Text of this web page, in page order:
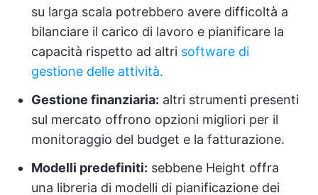
su larga scala potrebbero avere difficoltà a
bilanciare il carico di lavoro e pianificare la
capacità rispetto ad altri software di
gestione delle attività.
Gestione finanziaria: altri strumenti presenti
sul mercato offrono opzioni migliori per il
monitoraggio del budget e la fatturazione.
Modelli predefiniti: sebbene Height offra
una libreria di modelli di pianificazione dei